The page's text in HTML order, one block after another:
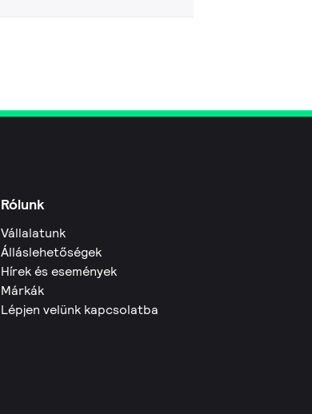
Rólunk
Vállalatunk
Álláslehetőségek
Hírek és események
Márkák
Lépjen velünk kapcsolatba